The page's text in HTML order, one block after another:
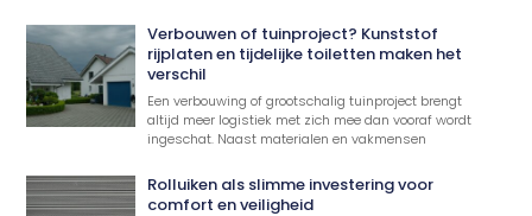
Verbouwen of tuinproject? Kunststof
rijplaten en tijdelijke toiletten maken het
verschil
Een verbouwing of grootschalig tuinproject brengt
altijd meer logistiek met zich mee dan vooraf wordt
ingeschat. Naast materialen en vakmensen
Rolluiken als slimme investering voor
comfort en veiligheid